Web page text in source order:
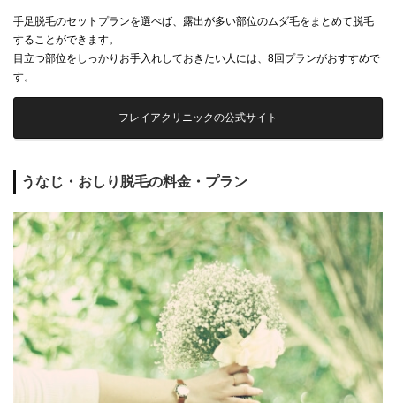
手足脱毛のセットプランを選べば、露出が多い部位のムダ毛をまとめて脱毛
することができます。
目立つ部位をしっかりお手入れしておきたい人には、8回プランがおすすめで
す。
フレイアクリニックの公式サイト
うなじ・おしり脱毛の料金・プラン